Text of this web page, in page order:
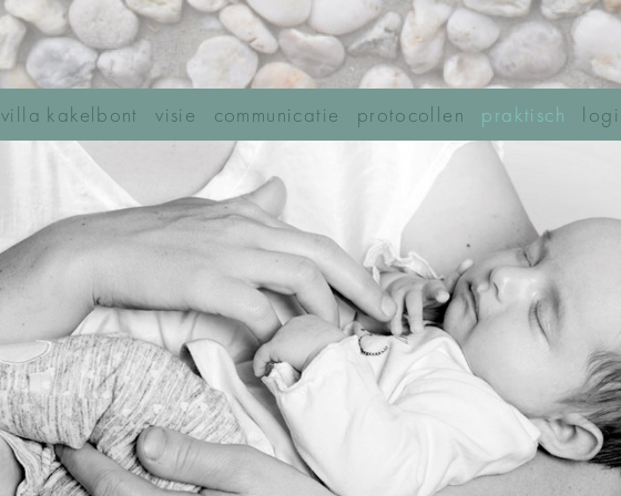
villa kakelbont visie communicatie protocollen praktisch